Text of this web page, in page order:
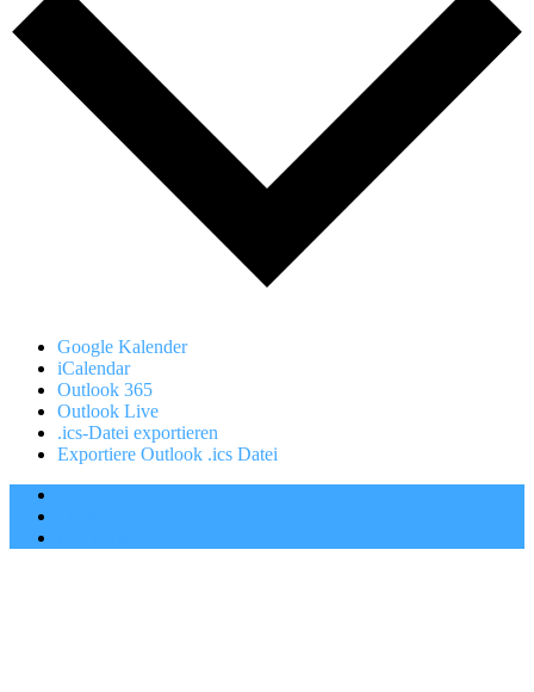
Google Kalender
iCalendar
Outlook 365
Outlook Live
.ics-Datei exportieren
Exportiere Outlook .ics Datei